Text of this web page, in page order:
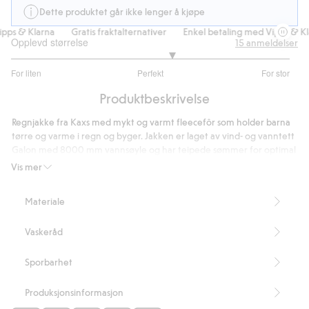
Dette produktet går ikke lenger å kjøpe
& Klarna
Gratis fraktalternativer Enkel betaling med Vipps &
Opplevd størrelse
For liten Perfekt For stor
av
13
stemmer
15 anmeldelser
Produktbeskrivelse
Vis mer
Regnjakke fra Kaxs med mykt og varmt fleecefôr som holder barna
tørre og varme i regn og byger. Jakken er laget av vind- og vanntett
beskyttelse mot regn og fuktighet. Jakken har en avtagbar,
Teipede sømmer
Avtagbar fleecefôret hette med trykknapper
Glidelås fra YKK med knappestolpe foran
Reflekstrykk på ermene og nederst bak
Materialet tørkes lett av med en klut og trenger ikke vaskes så
Materiale
Vaskeråd
Sporbarhet
Produksjonsinformasjon